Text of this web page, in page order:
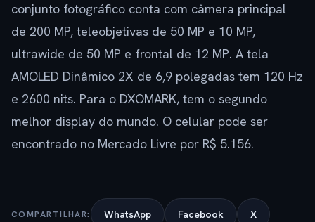
conjunto fotográfico conta com câmera principal
de 200 MP, teleobjetivas de 50 MP e 10 MP,
ultrawide de 50 MP e frontal de 12 MP. A tela
AMOLED Dinâmico 2X de 6,9 polegadas tem 120 Hz
e 2600 nits. Para o DXOMARK, tem o segundo
melhor display do mundo. O celular pode ser
encontrado no Mercado Livre por R$ 5.156.
COMPARTILHAR: WhatsApp Facebook X